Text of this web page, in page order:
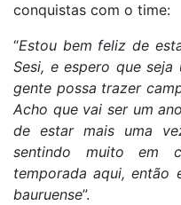
conquistas com o time:
“Estou bem feliz de
Sesi, e espero que
gente possa trazer
Acho que vai ser um
de estar mais uma
sentindo muito em
temporada aqui, então
bauruense”.